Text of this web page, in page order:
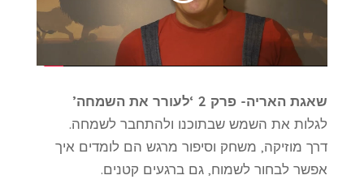
שאגת האריה- פרק 2 ‘לעורר את השמחה’
לגלות את השמש שבתוכנו ולהתחבר לשמחה.
דרך מוזיקה, משחק וסיפור מרגש הם לומדים איך
אפשר לבחור לשמוח, גם ברגעים קטנים.